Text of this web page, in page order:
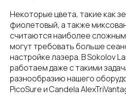
Некоторые цвета, такие как
фиолетовый, а также
считаются наиболее
могут требовать больше
настройке лазера. В Sokolov
работаем даже с такими
разнообразию нашего
PicoSure и Candela